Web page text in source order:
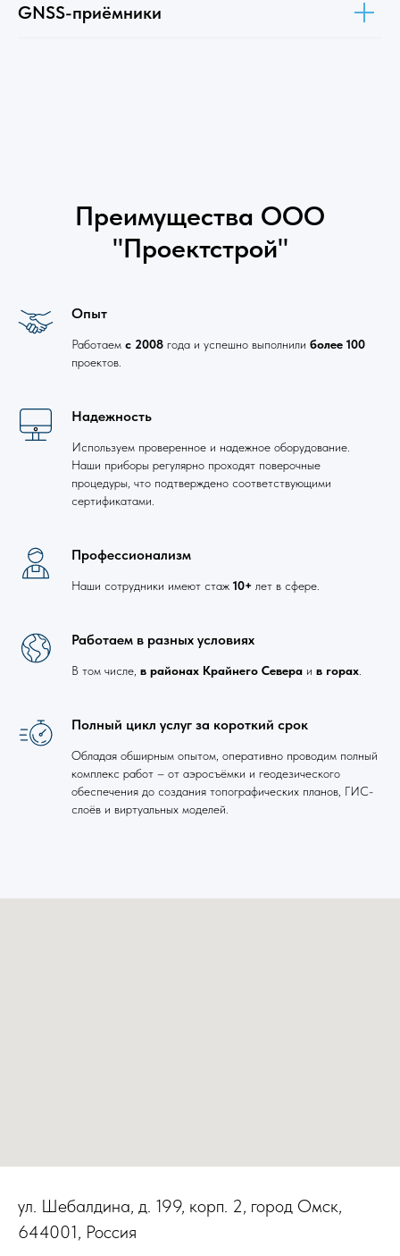
GNSS-приёмники
Преимущества ООО
"Проектстрой"
Опыт
Работаем с 2008 года и успешно выполнили более 100
проектов.
Надежность
Используем проверенное и надежное оборудование.
Наши приборы регулярно проходят поверочные
процедуры, что подтверждено соответствующими
сертификатами.
Профессионализм
Наши сотрудники имеют стаж 10+ лет в сфере.
Работаем в разных условиях
В том числе, в районах Крайнего Севера и в горах.
Полный цикл услуг за короткий срок
Обладая обширным опытом, оперативно проводим полный
комплекс работ – от аэросъёмки и геодезического
обеспечения до создания топографических планов, ГИС-
слоёв и виртуальных моделей.
ул. Шебалдина, д. 199, корп. 2, город Омск,
644001, Россия